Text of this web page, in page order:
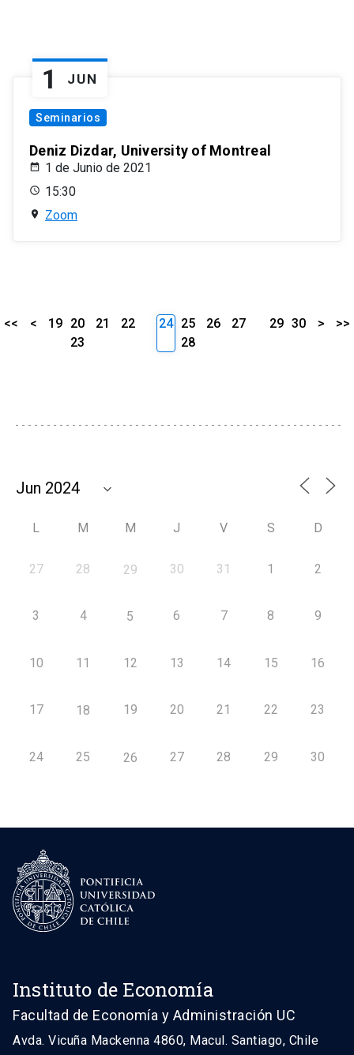
1 JUN
Seminarios
Deniz Dizdar, University of Montreal
1 de Junio de 2021
15:30
Zoom
<< < 19 20 21
22
23
24 25 26
27
28
29 30 > >>
L M M J V S D
27 28 29 30 31 1 2
3 4 5 6 7 8 9
10 11 12 13 14 15 16
17 18 19 20 21 22 23
24 25 26 27 28 29 30
Instituto de Economía
Facultad de Economía y Administración UC
Avda. Vicuña Mackenna 4860, Macul. Santiago, Chile